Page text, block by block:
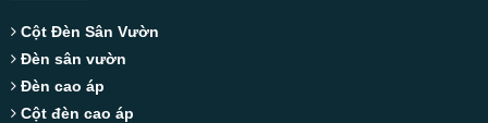
Cột Đèn Sân Vườn
Đèn sân vườn
Đèn cao áp
Cột đèn cao áp